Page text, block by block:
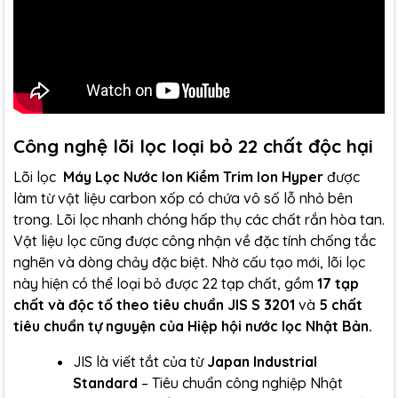
Công nghệ lõi lọc loại bỏ 22 chất độc hại
Lõi lọc Máy Lọc Nước Ion Kiềm Trim Ion Hyper được
làm từ vật liệu carbon xốp có chứa vô số lỗ nhỏ bên
trong. Lõi lọc nhanh chóng hấp thụ các chất rắn hòa tan.
Vật liệu lọc cũng được công nhận về đặc tính chống tắc
nghẽn và dòng chảy đặc biệt. Nhờ cấu tạo mới, lõi lọc
này hiện có thể loại bỏ được 22 tạp chất, gồm 17 tạp
chất và độc tố theo tiêu chuẩn JIS S 3201 và 5 chất
tiêu chuẩn tự nguyện của Hiệp hội nước lọc Nhật Bản.
JIS là viết tắt của từ Japan Industrial
Standard – Tiêu chuẩn công nghiệp Nhật